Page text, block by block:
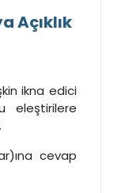
Açıklık
ikna edici
eleştirilere
cevap